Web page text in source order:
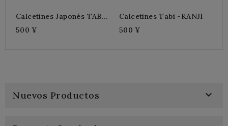
Calcetines Japonés TABI
SEIGAIHA
500 ¥
Calcetines Tabi -KANJI
500 ¥
Nuevos Productos 